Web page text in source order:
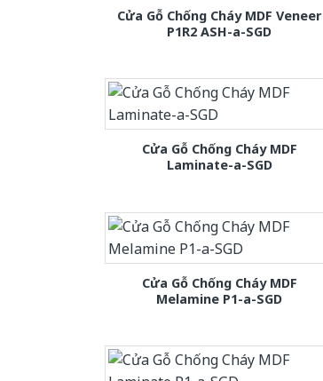
Cửa Gỗ Chống Cháy MDF Veneer
P1R2 ASH-a-SGD
Cửa Gỗ Chống Cháy MDF
Laminate-a-SGD
Cửa Gỗ Chống Cháy MDF
Melamine P1-a-SGD